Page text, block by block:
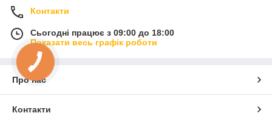
Контакти
Сьогодні працює з 09:00 до 18:00
Показати весь графік роботи
Про нас
Контакти